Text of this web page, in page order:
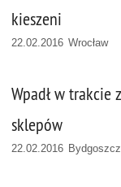
kieszeni
22.02.2016 Wrocław
Wpadł w trakcie
sklepów
22.02.2016 Bydgoszcz